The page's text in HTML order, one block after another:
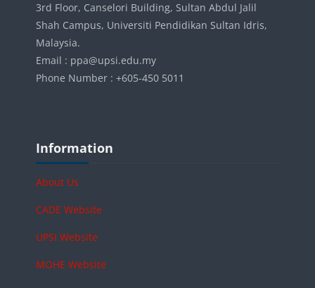
3rd Floor, Canselori Building, Sultan Abdul Jalil
Shah Campus, Universiti Pendidikan Sultan Idris,
Malaysia.
Email : ppa@upsi.edu.my
Phone Number : +605-450 5011
Blocks
Information
About Us
CADE Website
UPSI Website
MOHE Website